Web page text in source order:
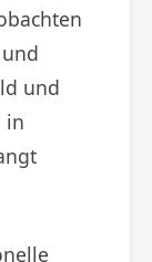
und
in